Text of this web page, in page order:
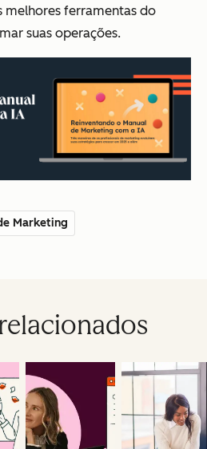
melhores ferramentas do
suas operações.
Marketing